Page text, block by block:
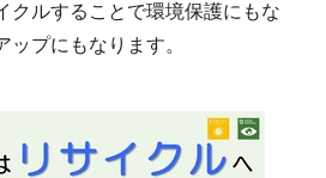
クルすることで環境保護にもな
ップにもなります。